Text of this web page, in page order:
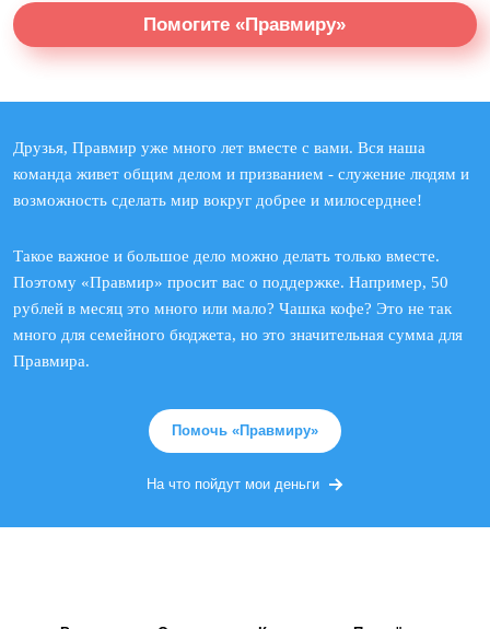
Помогите «Правмиру»
Друзья, Правмир уже много лет вместе с вами. Вся наша
команда живет общим делом и призванием - служение людям и
возможность сделать мир вокруг добрее и милосерднее!
Такое важное и большое дело можно делать только вместе.
Поэтому «Правмир» просит вас о поддержке. Например, 50
рублей в месяц это много или мало? Чашка кофе? Это не так
много для семейного бюджета, но это значительная сумма для
Правмира.
Помочь «Правмиру»
На что пойдут мои деньги